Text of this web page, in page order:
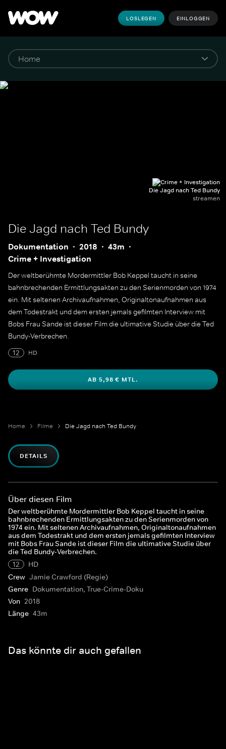
LOSLEGEN EINLOGGEN
Die Jagd nach Ted Bundy
streamen
Die Jagd nach Ted Bundy
Dokumentation 2018
43m
Crime + Investigation
Der weltberühmte Mordermittler Bob Keppel taucht in seine
bahnbrechenden Ermittlungsakten zu den Serienmorden von 1974
ein. Mit seltenen Archivaufnahmen, Originaltonaufnahmen aus
dem Todestrakt und dem ersten jemals gefilmten Interview mit
Bobs Frau Sande ist dieser Film die ultimative Studie über die Ted
Bundy-Verbrechen.
12
HD
AB 5,98 € MTL.
Home Filme Die Jagd nach Ted Bundy
DETAILS
Über diesen Film
Der weltberühmte Mordermittler Bob Keppel taucht in seine
bahnbrechenden Ermittlungsakten zu den Serienmorden von
1974 ein. Mit seltenen Archivaufnahmen, Originaltonaufnahmen
aus dem Todestrakt und dem ersten jemals gefilmten Interview
mit Bobs Frau Sande ist dieser Film die ultimative Studie über
die Ted Bundy-Verbrechen.
12
HD
Crew Jamie Crawford (Regie)
Genre Dokumentation, True-Crime-Doku
Von 2018
Länge 43m
Das könnte dir auch gefallen